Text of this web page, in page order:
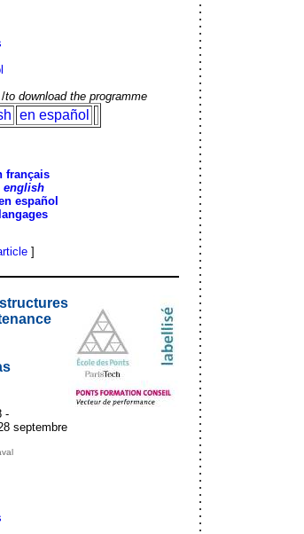
/to download the programme
en español
français
english
español
]
-
septembre